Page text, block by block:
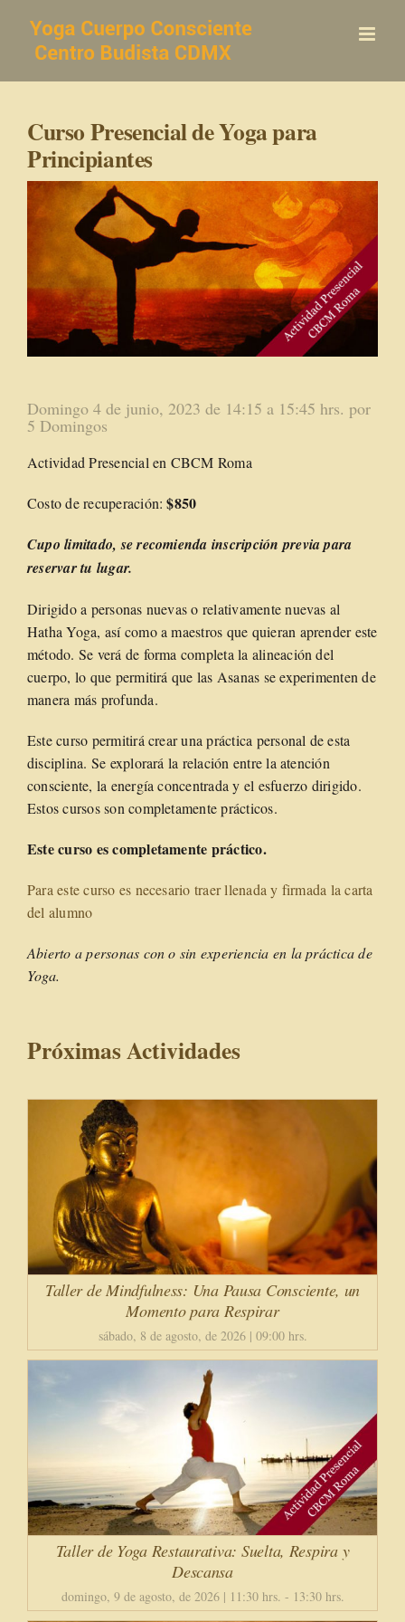
contenido
Curso Presencial de Yoga para
Principiantes
Domingo 4 de junio, 2023 de 14:15 a 15:45 hrs. por
5 Domingos
Actividad Presencial en CBCM Roma
Costo de recuperación: $850
Cupo limitado, se recomienda inscripción previa para
reservar tu lugar.
Dirigido a personas nuevas o relativamente nuevas al
Hatha Yoga, así como a maestros que quieran aprender este
método. Se verá de forma completa la alineación del
cuerpo, lo que permitirá que las Asanas se experimenten de
manera más profunda.
Este curso permitirá crear una práctica personal de esta
disciplina. Se explorará la relación entre la atención
consciente, la energía concentrada y el esfuerzo dirigido.
Estos cursos son completamente prácticos.
Este curso es completamente práctico.
Para este curso es necesario traer llenada y firmada la carta
del alumno
Abierto a personas con o sin experiencia en la práctica de
Yoga.
Próximas Actividades
Taller de Mindfulness: Una Pausa Consciente, un
Momento para Respirar
sábado, 8 de agosto, de 2026 | 09:00 hrs.
Taller de Yoga Restaurativa: Suelta, Respira y
Descansa
domingo, 9 de agosto, de 2026 | 11:30 hrs. - 13:30 hrs.